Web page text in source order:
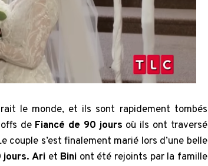
le monde, et ils sont rapidement tombés
de Fiancé de 90 jours où ils ont traversé
s’est finalement marié lors d’une belle
jours. Ari et Bini ont été rejoints par la famille